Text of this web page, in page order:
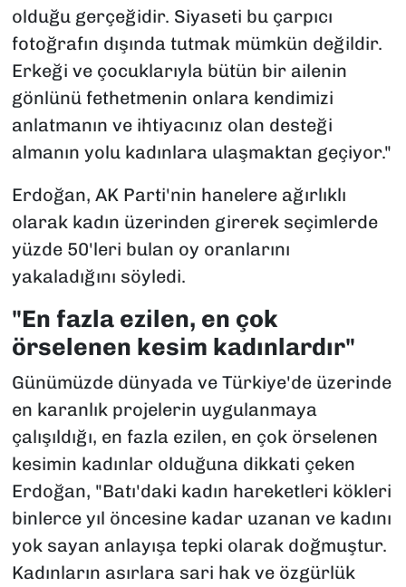
olduğu gerçeğidir. Siyaseti bu çarpıcı
fotoğrafın dışında tutmak mümkün değildir.
Erkeği ve çocuklarıyla bütün bir ailenin
gönlünü fethetmenin onlara kendimizi
anlatmanın ve ihtiyacınız olan desteği
almanın yolu kadınlara ulaşmaktan geçiyor."
Erdoğan, AK Parti'nin hanelere ağırlıklı
olarak kadın üzerinden girerek seçimlerde
yüzde 50'leri bulan oy oranlarını
yakaladığını söyledi.
"En fazla ezilen, en çok
örselenen kesim kadınlardır"
Günümüzde dünyada ve Türkiye'de üzerinde
en karanlık projelerin uygulanmaya
çalışıldığı, en fazla ezilen, en çok örselenen
kesimin kadınlar olduğuna dikkati çeken
Erdoğan, "Batı'daki kadın hareketleri kökleri
binlerce yıl öncesine kadar uzanan ve kadını
yok sayan anlayışa tepki olarak doğmuştur.
Kadınların asırlara sari hak ve özgürlük